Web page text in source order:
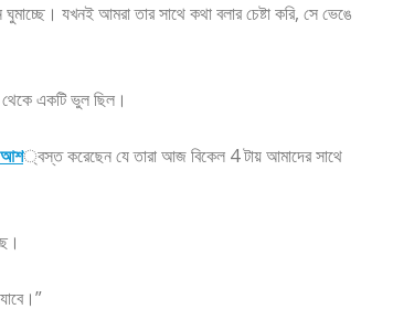
যখনই আমরা তার সাথে কথা বলার চেষ্টা করি, সে ভেঙে
থেকে একটি ভুল ছিল।
্বস্ত করেছেন যে তারা আজ বিকেল 4 টায় আমাদের সাথে